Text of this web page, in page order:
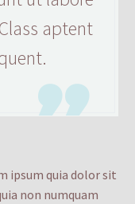
aptent

ipsum quia dolor sit
non numquam